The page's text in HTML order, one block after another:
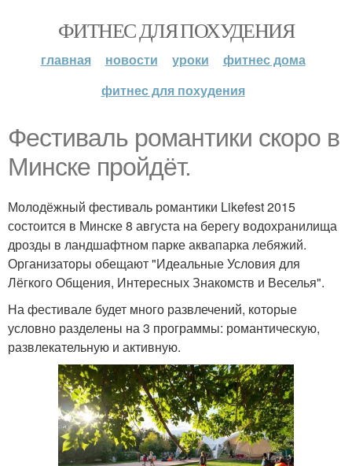
ФИТНЕС ДЛЯ ПОХУДЕНИЯ
главная новости уроки
фитнес дома
фитнес для похудения
Фестиваль романтики скоро в
Минске пройдёт.
Молодёжный фестиваль романтики Likefest 2015
состоится в Минске 8 августа на берегу водохранилища
дрозды в ландшафтном парке аквапарка лебяжий.
Организаторы обещают "Идеальные Условия для
Лёгкого Общения, Интересных Знакомств и Веселья".
На фестивале будет много развлечений, которые
условно разделены на 3 программы: романтическую,
развлекательную и активную.